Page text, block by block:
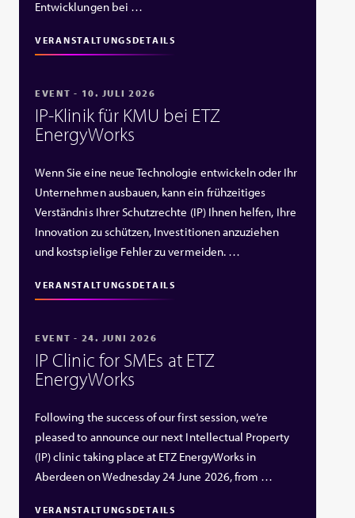
Entwicklungen bei …
VERANSTALTUNGSDETAILS
EVENT - 10. JULI 2026
IP‑Klinik für KMU bei ETZ
EnergyWorks
Wenn Sie eine neue Technologie entwickeln oder Ihr
Unternehmen ausbauen, kann ein frühzeitiges
Verständnis Ihrer Schutzrechte (IP) Ihnen helfen, Ihre
Innovation zu schützen, Investitionen anzuziehen
und kostspielige Fehler zu vermeiden. …
VERANSTALTUNGSDETAILS
EVENT - 24. JUNI 2026
IP Clinic for SMEs at ETZ
EnergyWorks
Following the success of our first session, we’re
pleased to announce our next Intellectual Property
(IP) clinic taking place at ETZ EnergyWorks in
Aberdeen on Wednesday 24 June 2026, from …
VERANSTALTUNGSDETAILS